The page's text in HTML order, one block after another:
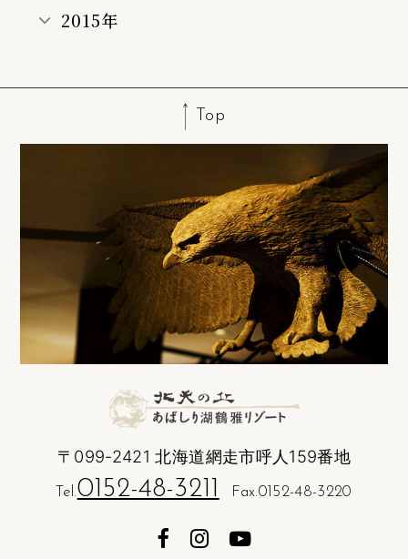
2015年
Top
〒099-2421 北海道網走市呼人159番地
Tel.0152-48-3211 Fax.0152-48-3220